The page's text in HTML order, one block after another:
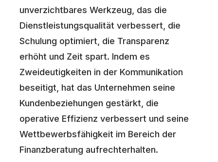
unverzichtbares Werkzeug, das die
Dienstleistungsqualität verbessert, die
Schulung optimiert, die Transparenz
erhöht und Zeit spart. Indem es
Zweideutigkeiten in der Kommunikation
beseitigt, hat das Unternehmen seine
Kundenbeziehungen gestärkt, die
operative Effizienz verbessert und seine
Wettbewerbsfähigkeit im Bereich der
Finanzberatung aufrechterhalten.